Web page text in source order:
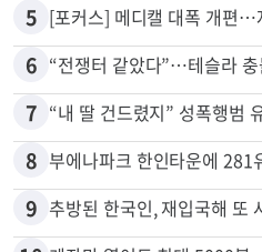
5 [포커스] 메디캘 대폭 개편…
6 “전쟁터 같았다”…테슬라
7
8 부에나파크 한인타운에 281
9 추방된 한국인, 재입국해 또